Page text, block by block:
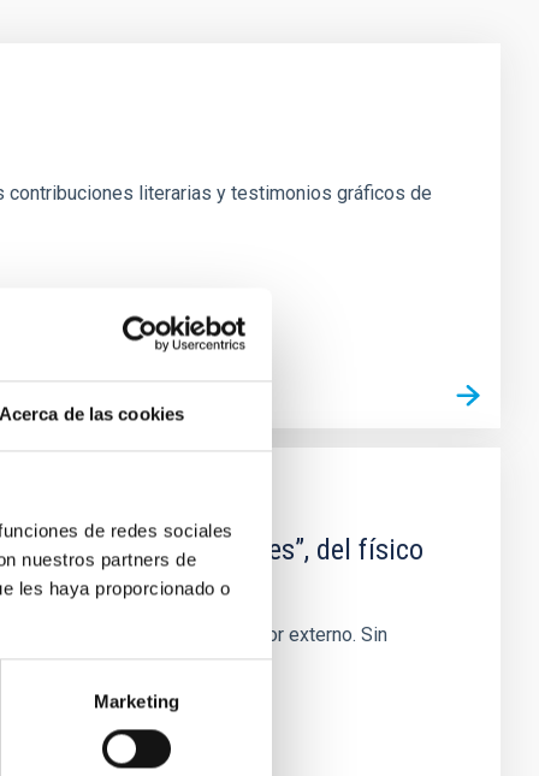
de las cookies
de redes sociales
nuestros partners de
les haya proporcionado o
Marketing
literarias y testimonios gráficos de
sobre el mar de nubes”, del físico
que destacar a un observador externo. Sin